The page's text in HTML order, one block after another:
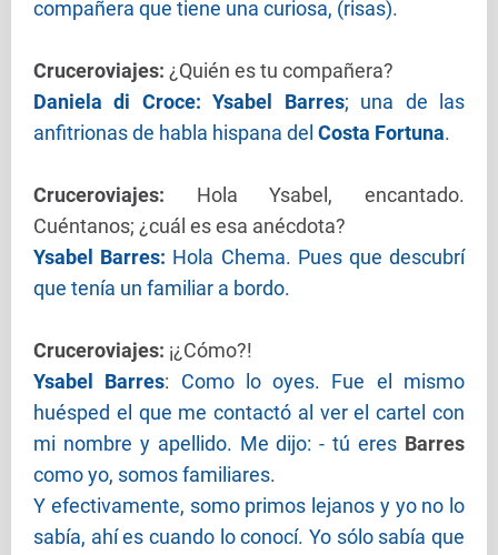
compañera que tiene una curiosa, (risas).
Cruceroviajes: ¿Quién es tu compañera?
Daniela di Croce: Ysabel Barres; una de las
anfitrionas de habla hispana del Costa Fortuna.
Cruceroviajes: Hola Ysabel, encantado.
Cuéntanos; ¿cuál es esa anécdota?
Ysabel Barres: Hola Chema. Pues que descubrí
que tenía un familiar a bordo.
Cruceroviajes: ¡¿Cómo?!
Ysabel Barres:
Como lo oyes. Fue el mismo
huésped el que me contactó al ver el cartel con
mi nombre y apellido. Me dijo: - tú eres Barres
como yo, somos familiares.
Y efectivamente, somo primos lejanos y yo no lo
sabía, ahí es cuando lo conocí. Yo sólo sabía que